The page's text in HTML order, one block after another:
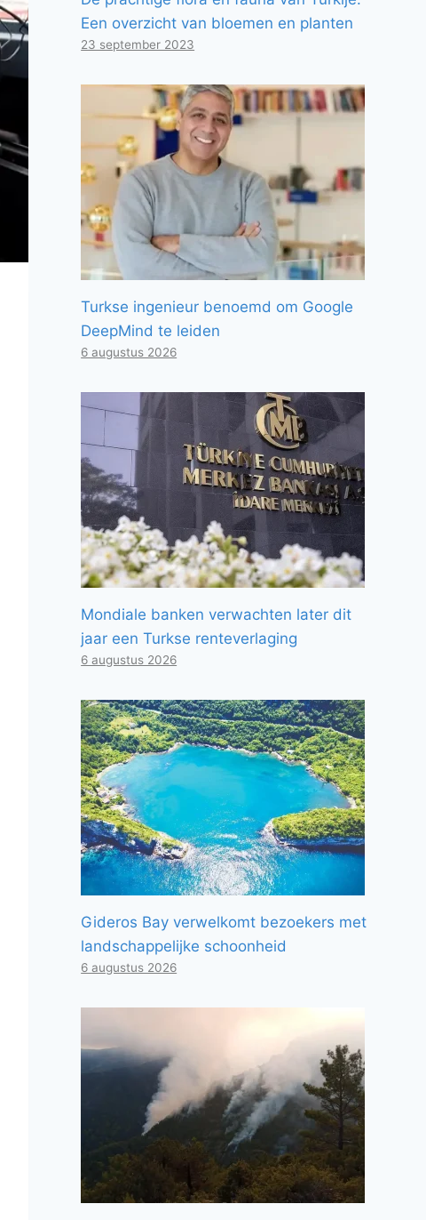
Een overzicht van bloemen en planten
23 september 2023
Turkse ingenieur benoemd om Google
DeepMind te leiden
6 augustus 2026
Mondiale banken verwachten later dit
jaar een Turkse renteverlaging
6 augustus 2026
Gideros Bay verwelkomt bezoekers met
landschappelijke schoonheid
6 augustus 2026